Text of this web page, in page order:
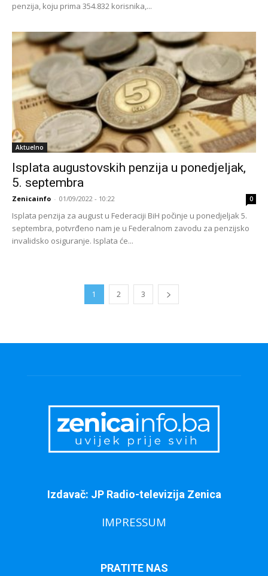
penzija, koju prima 354.832 korisnika,...
Aktuelno
Isplata augustovskih penzija u ponedjeljak,
5. septembra
Zenicainfo - 01/09/2022 - 10:22 0
Isplata penzija za august u Federaciji BiH počinje u ponedjeljak 5.
septembra, potvrđeno nam je u Federalnom zavodu za penzijsko
invalidsko osiguranje. Isplata će...
1 2 3
Izdavač: JP Radio-televizija Zenica
IMPRESSUM
PRATITE NAS